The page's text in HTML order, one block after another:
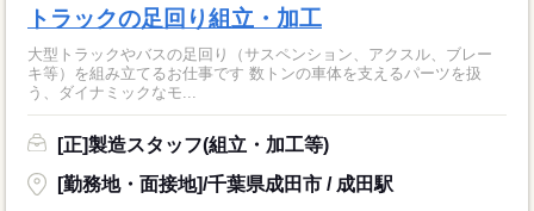
トラックの足回り組立・加工
大型トラックやバスの足回り（サスペンション、アクスル、ブレー
キ等）を組み立てるお仕事です 数トンの車体を支えるパーツを扱
う、ダイナミックなモ...
[正]製造スタッフ(組立・加工等)
[勤務地・面接地]/千葉県成田市 / 成田駅